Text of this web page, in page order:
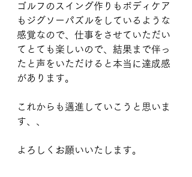
ゴルフのスイング作りもボディケア
もジグソーパズルをしているような
感覚なので、仕事をさせていただい
てとても楽しいので、結果まで伴っ
たと声をいただけると本当に達成感
があります。
これからも邁進していこうと思いま
す、、
よろしくお願いいたします。